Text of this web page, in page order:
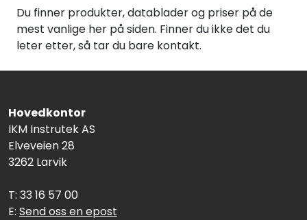
Du finner produkter, datablader og priser på de
mest vanlige her på siden. Finner du ikke det du
leter etter, så tar du bare kontakt.
Hovedkontor
IKM Instrutek AS
Elveveien 28
3262 Larvik
T: 33 16 57 00
E: Send oss en epost
Tilbehør
Kampanjer